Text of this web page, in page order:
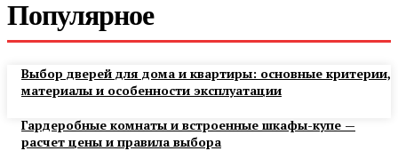
Популярное
Выбор дверей для дома и квартиры: основные критерии,
материалы и особенности эксплуатации
Гардеробные комнаты и встроенные шкафы-купе —
расчет цены и правила выбора